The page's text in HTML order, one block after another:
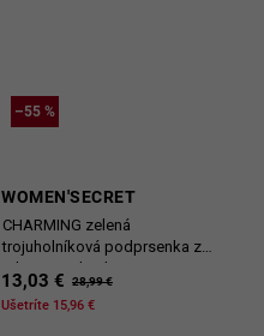
–55 %
WOMEN'SECRET
CHARMING zelená
trojuholníková podprsenka z
rebrovanej bavlny
13,03 € 28,99 €
Ušetríte 15,96 €